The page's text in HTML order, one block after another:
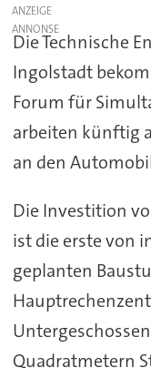
ANZEIGE
Die Technische
Ingolstadt
Forum für
arbeiten künftig
an den
Die Investition
ist die erste von
geplanten
Quadratmetern